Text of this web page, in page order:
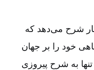
شرح می‌‌دهد که
خود را بر جهان
به شرح پیروزی